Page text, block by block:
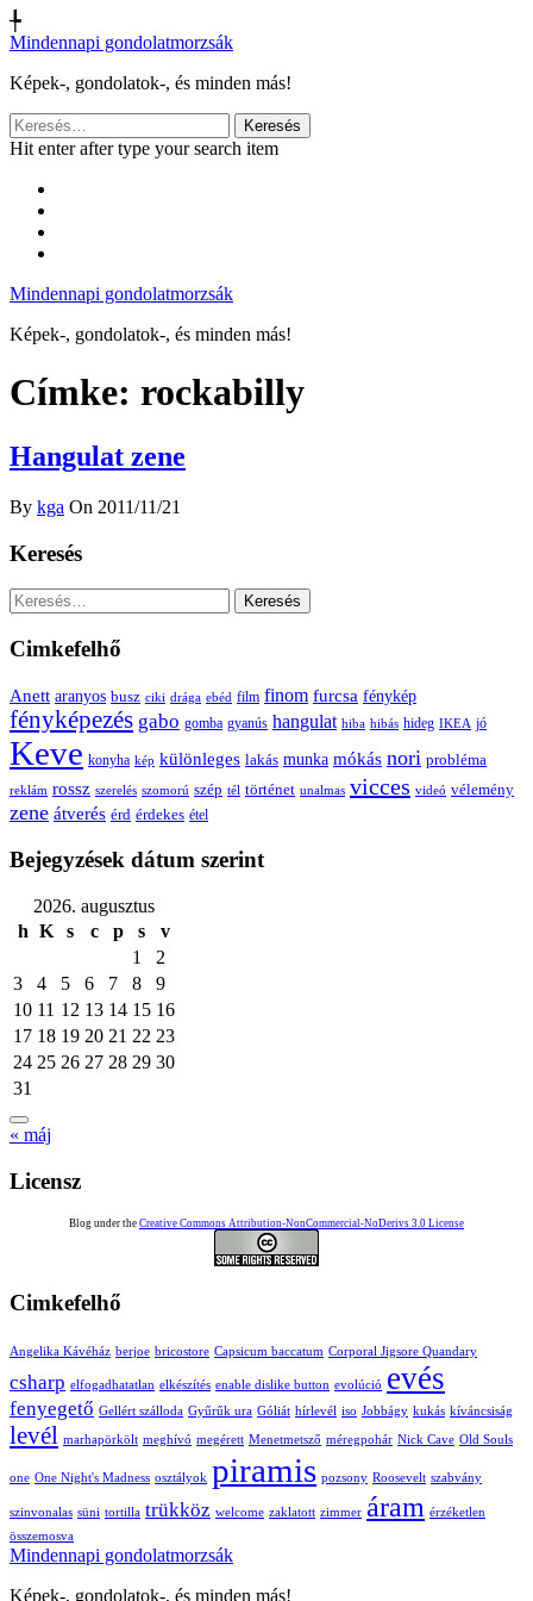
╄
Mindennapi gondolatmorzsák
Képek-, gondolatok-, és minden más!
Keresés:
Hit enter after type your search item
Mindennapi gondolatmorzsák
Képek-, gondolatok-, és minden más!
Címke: rockabilly
Hangulat zene
By kga On 2011/11/21
Keresés
Keresés:
Cimkefelhő
Anett aranyos busz ciki drága ebéd film finom furcsa fénykép
fényképezés gabo gomba gyanús hangulat hiba hibás hideg IKEA jó
Keve konyha kép különleges lakás munka mókás nori probléma
reklám rossz szerelés szomorú szép tél történet unalmas vicces videó vélemény
zene átverés érd érdekes étel
Bejegyzések dátum szerint
2026. augusztus
h K s c p s
v
1
2
3
4 5 6 7 8
9
10 11 12 13 14 15 16
17 18 19 20 21 22 23
24 25 26 27 28 29 30
31
« máj
Licensz
Blog under the Creative Commons Attribution-NonCommercial-NoDerivs 3.0 License
Cimkefelhő
Angelika Kávéház berjoe bricostore Capsicum baccatum Corporal Jigsore Quandary
csharp elfogadhatatlan elkészítés enable dislike button evolúció evés
fenyegető Gellért szálloda Gyűrűk ura Góliát hírlevél iso Jobbágy kukás kíváncsiság
levél marhapörkölt meghívó megérett Menetmetsző méregpohár Nick Cave Old Souls
one One Night's Madness osztályok piramis pozsony Roosevelt szabvány
szinvonalas süni tortilla trükköz welcome zaklatott zimmer áram érzéketlen
összemosva
Mindennapi gondolatmorzsák
Képek-, gondolatok-, és minden más!